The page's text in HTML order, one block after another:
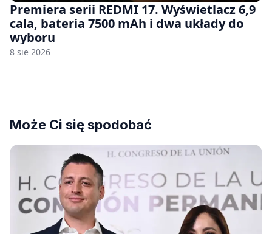
Premiera serii REDMI 17. Wyświetlacz 6,9
cala, bateria 7500 mAh i dwa układy do
wyboru
8 sie 2026
Może Ci się spodobać